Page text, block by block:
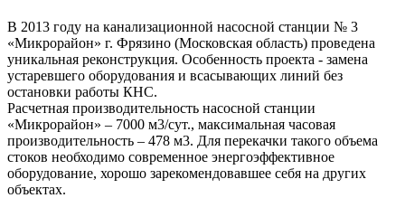
В 2013 году на канализационной насосной станции № 3
«Микрорайон» г. Фрязино (Московская область) проведена
уникальная реконструкция. Особенность проекта - замена
устаревшего оборудования и всасывающих линий без
остановки работы КНС.
Расчетная производительность насосной станции
«Микрорайон» – 7000 м3/сут., максимальная часовая
производительность – 478 м3. Для перекачки такого объема
стоков необходимо современное энергоэффективное
оборудование, хорошо зарекомендовавшее себя на других
объектах.